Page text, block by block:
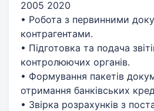
2005 2020
• Робота з первинними
контрагентами.
• Підготовка та подача
контролюючих органів.
• Формування пакетів
отримання банківських
• Звірка розрахунків з